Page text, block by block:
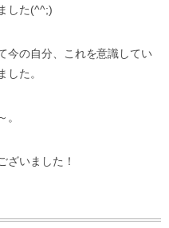
した(^^;)
今の自分、これを意識してい
した。
。
ざいました！